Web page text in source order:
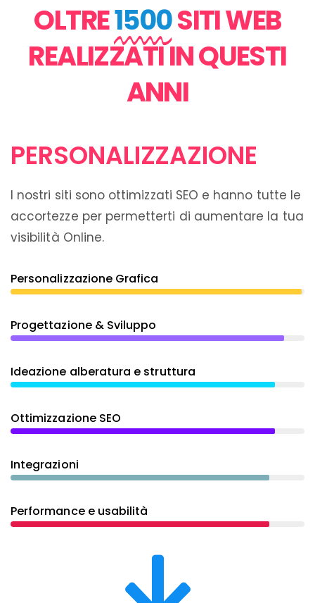
OLTRE1500SITI WEB
REALIZZATI IN QUESTI
ANNI
PERSONALIZZAZIONE
I nostri siti sono ottimizzati SEO e hanno tutte le
accortezze per permetterti di aumentare la tua
visibilità Online.
Personalizzazione Grafica
Progettazione & Sviluppo
Ideazione alberatura e struttura
Ottimizzazione SEO
Integrazioni
Performance e usabilità